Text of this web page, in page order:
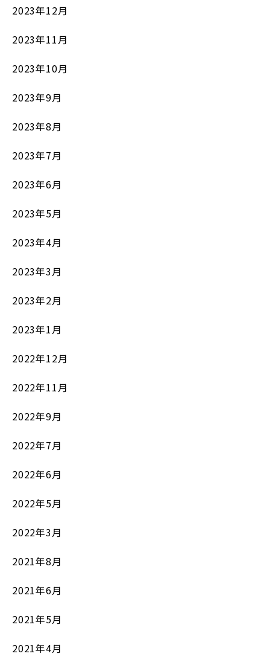
2023年12月
2023年11月
2023年10月
2023年9月
2023年8月
2023年7月
2023年6月
2023年5月
2023年4月
2023年3月
2023年2月
2023年1月
2022年12月
2022年11月
2022年9月
2022年7月
2022年6月
2022年5月
2022年3月
2021年8月
2021年6月
2021年5月
2021年4月